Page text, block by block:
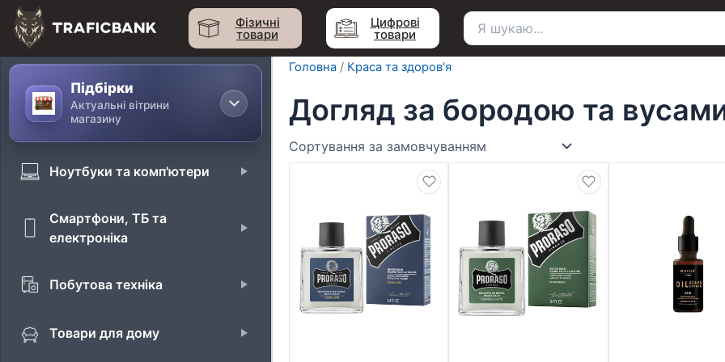
Перейти
до
вмісту
Фізичні
товари
Цифрові
товари
Пошук
Підбірки
Актуальні вітрини
магазину
Ноутбуки та комп'ютери
Смартфони, ТБ та
електроніка
Побутова техніка
Товари для дому
Головна / Краса та здоров'я
Догляд за бородою та